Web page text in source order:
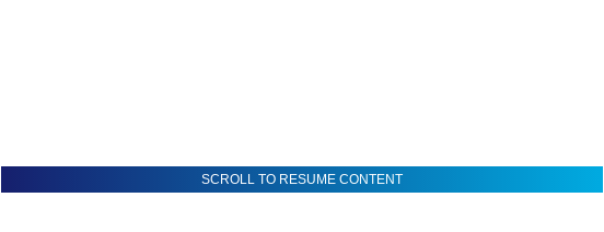
SCROLL TO RESUME CONTENT